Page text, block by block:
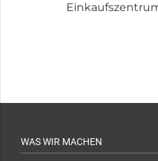
WAS WIR MACHEN